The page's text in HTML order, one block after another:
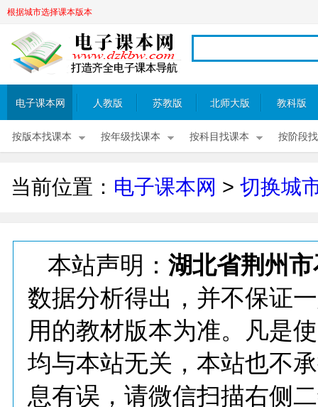
根据城市选择课本版本
电子课本网 人教版 苏教版 北师大版 教科版
按版本找课本 按年级找课本 按科目找课本 按阶段
当前位置： 电子课本网 > 切换城
本站声明： 湖北省荆州
数据分析得出，并不保证
用的教材版本为准。凡是
均与本站无关，本站也不
息有误，请微信扫描右侧